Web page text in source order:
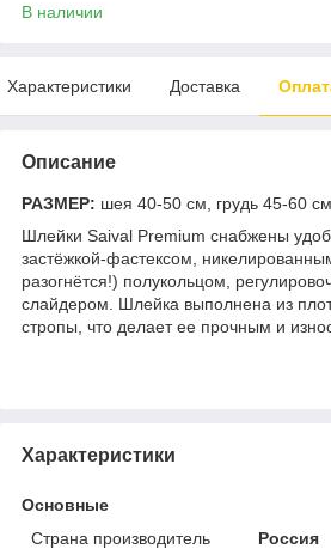
В наличии
Характеристики Доставка
Описание
РАЗМЕР: шея 40-50 см, грудь 45-60 см
Шлейки Saival Premium снабжены
застёжкой-фастексом,
разогнётся!) полукольцом,
слайдером. Шлейка выполнена из
стропы, что делает ее прочным и
Характеристики
Основные
Страна производитель
Россия